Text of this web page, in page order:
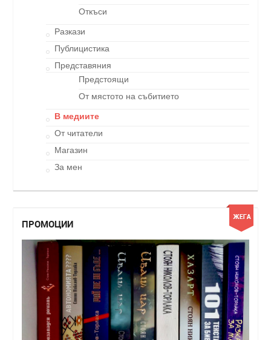
Откъси
Разкази
Публицистика
Представяния
Предстоящи
От мястото на събитието
В медиите
От читатели
Магазин
За мен
ПРОМОЦИИ